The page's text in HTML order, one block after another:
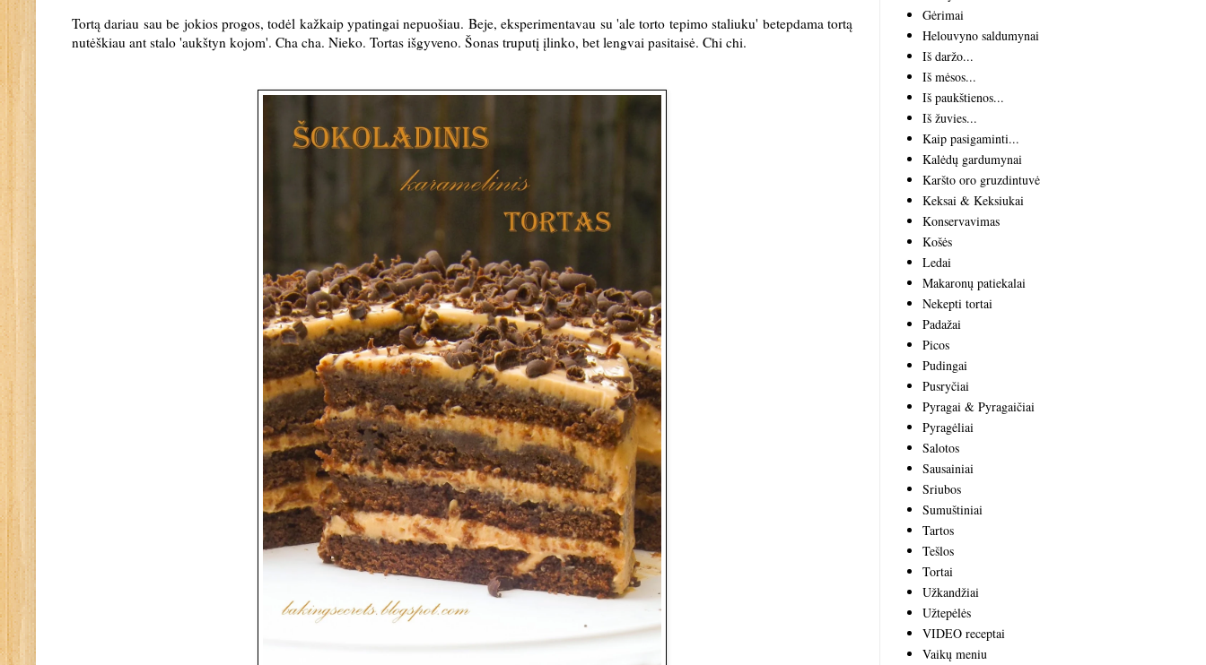
Tortą dariau sau be jokios progos, todėl kažkaip ypatingai nepuošiau. Beje, eksperimentavau su 'ale torto tepimo staliuku' betepdama tortą
nutėškiau ant stalo 'aukštyn kojom'. Cha cha. Nieko. Tortas išgyveno. Šonas truputį įlinko, bet lengvai pasitaisė. Chi chi.
Gėrimai
Helouvyno saldumynai
Iš daržo...
Iš mėsos...
Iš paukštienos...
Iš žuvies...
Kaip pasigaminti...
Kalėdų gardumynai
Karšto oro gruzdintuvė
Keksai & Keksiukai
Konservavimas
Košės
Ledai
Makaronų patiekalai
Nekepti tortai
Padažai
Picos
Pudingai
Pusryčiai
Pyragai & Pyragaičiai
Pyragėliai
Salotos
Sausainiai
Sriubos
Sumuštiniai
Tartos
Tešlos
Tortai
Užkandžiai
Užtepėlės
VIDEO receptai
Vaikų meniu